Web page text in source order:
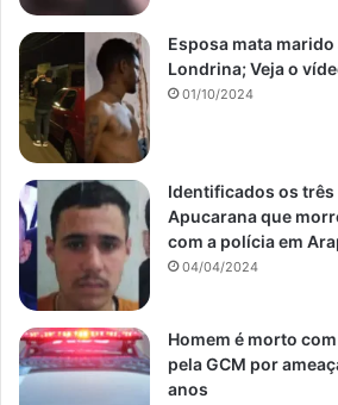
Esposa mata marido
Londrina; Veja o
01/10/2024
Identificados os três
Apucarana que
com a polícia em
04/04/2024
Homem é morto
pela GCM por
anos